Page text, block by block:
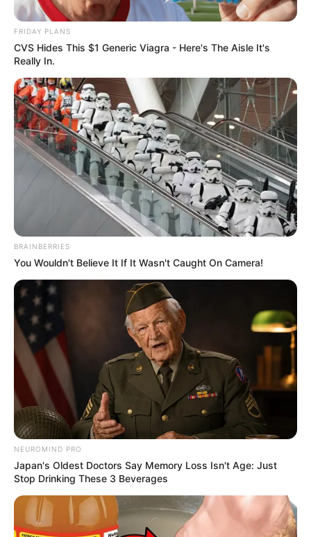
Posted
in
Friss hírek
Fordulat jöhet Európában? Mire
készül? Váratlanul Brüsszelbe
utazik Orbán Viktor
bySzerző • June 11, 2026
FRIDAY PLANS
CVS Hides This $1 Generic Viagra - Here's The Aisle It's
Really In.
BRAINBERRIES
You Wouldn't Believe It If It Wasn't Caught On Camera!
NEUROMIND PRO
Japan's Oldest Doctors Say Memory Loss Isn't Age: Just
Stop Drinking These 3 Beverages